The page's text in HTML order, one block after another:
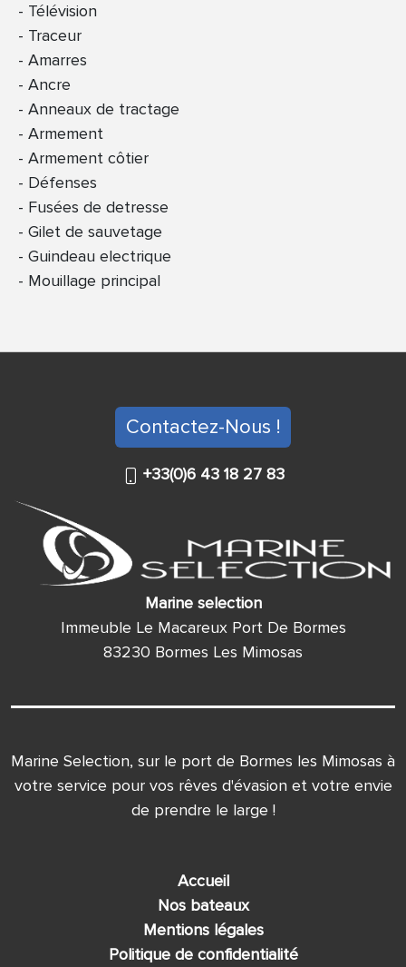
Télévision
Traceur
Amarres
Ancre
Anneaux de tractage
Armement
Armement côtier
Défenses
Fusées de detresse
Gilet de sauvetage
Guindeau electrique
Mouillage principal
Contactez-Nous !
+33(0)6 43 18 27 83
Marine selection
Immeuble Le Macareux Port De Bormes
83230 Bormes Les Mimosas
Marine Selection, sur le port de Bormes les Mimosas à
votre service pour vos rêves d'évasion et votre envie
de prendre le large !
Accueil
Nos bateaux
Mentions légales
Politique de confidentialité